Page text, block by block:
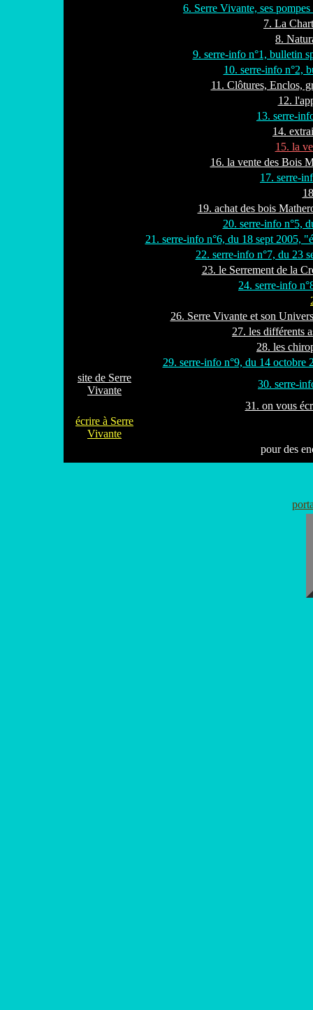
6. Serre Vivante, ses
7. La
8.
9. serre-info n°1, bulletin
10. serre-info n°2,
11. Clôtures, Enclos,
12.
13. serre-
14.
15. la
16. la vente des Bois
17. serre-
19. achat des bois
20. serre-info n°5,
21. serre-info n°6, du 18 sept 2005,
22. serre-info n°7, du 23
23. le Serrement de la
24. serre-info
26. Serre Vivante et son
27. les différents
28. les
29. serre-info n°9, du 14 octobre
site de Serre
Vivante
30. serre-
31. on vous
écrire à Serre
Vivante
pour des